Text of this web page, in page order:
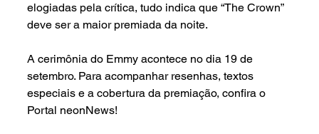
elogiadas pela crítica, tudo indica que “The Crown”
deve ser a maior premiada da noite.
A cerimônia do Emmy acontece no dia 19 de
setembro. Para acompanhar resenhas, textos
especiais e a cobertura da premiação, confira o
Portal neonNews!